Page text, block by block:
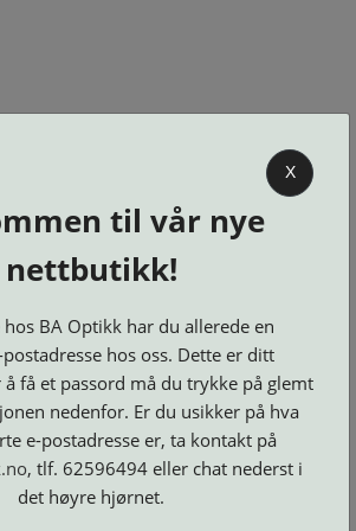
BA OPTIKK
KJØPSVILKÅR
OSS
BESTILL
DELER
LOGG INN
Brillerens
Brillesnorer
Clip-
on
Suncover
Etuier
Innfatninger
Lesebriller
Luper
og
Speil
Maskiner
Microkluter
Neseputer
Se alle kategorier
X
til vår nye
nettbutikk!
BA Optikk har du allerede en
hos oss. Dette er ditt
få et passord må du trykke på glemt
nedenfor. Er du usikker på hva
e-postadresse er, ta kontakt på
, tlf. 62596494 eller chat nederst i
det høyre hjørnet.